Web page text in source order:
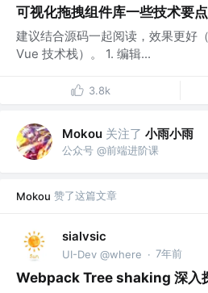
可视化拖拽组件库一些技术要
建议结合源码一起阅读，效果更好
Vue 技术栈）。 1. 编辑...
3.8k
Mokou 关注了 小雨小雨
公众号 @前端进阶课
Mokou 赞了这篇文章
sialvsic
UI-Dev @where · 7年前
Webpack Tree shaking 深入